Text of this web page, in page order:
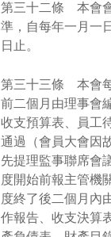
第三十二條 本會
準，自每年一月一
日止。
第三十三條 本會
前二個月由理事會
收支預算表、員工
通過（會員大會因
先提理監事聯席會
度開始前報主管機
度終了後二個月內
作報告、收支決算